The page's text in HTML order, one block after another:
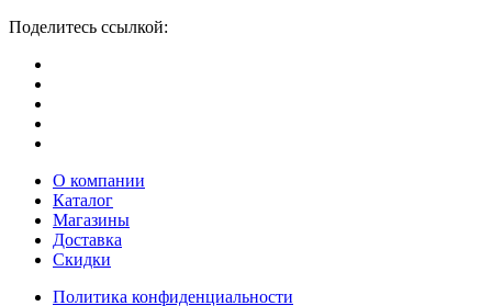
Поделитесь ссылкой:
О компании
Каталог
Магазины
Доставка
Скидки
Политика конфиденциальности